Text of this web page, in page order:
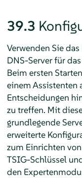
39.3
Verwenden Sie
DNS-Server für
Beim ersten
einem Assistenten
Entscheidungen
zu treffen. Mit
grundlegende
erweiterte
zum Einrichten
TSIG-Schlüssel
den